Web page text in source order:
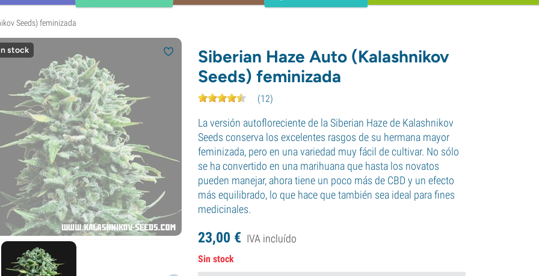
Seeds) feminizada
stock
Siberian Haze Auto (Kalashnikov
Seeds) feminizada
(12)
La versión autofloreciente de la Siberian Haze de Kalashnikov
Seeds conserva los excelentes rasgos de su hermana mayor
feminizada, pero en una variedad muy fácil de cultivar. No sólo
se ha convertido en una marihuana que hasta los novatos
pueden manejar, ahora tiene un poco más de CBD y un efecto
más equilibrado, lo que hace que también sea ideal para fines
medicinales.
23,00 € IVA incluído
Sin stock